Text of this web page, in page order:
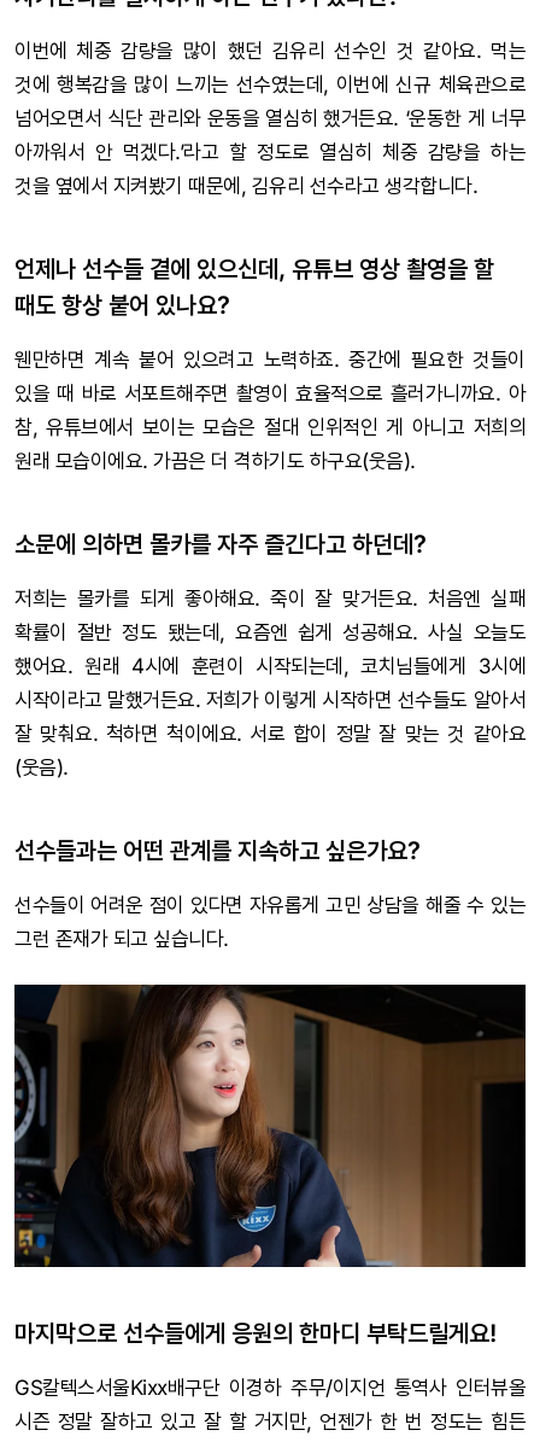
이번에 체중 감량을 많이 했던 김유리 선수인 것 같아요. 먹는
것에 행복감을 많이 느끼는 선수였는데, 이번에 신규 체육관으로
넘어오면서 식단 관리와 운동을 열심히 했거든요. ‘운동한 게 너무
아까워서 안 먹겠다.’라고 할 정도로 열심히 체중 감량을 하는
것을 옆에서 지켜봤기 때문에, 김유리 선수라고 생각합니다.
언제나 선수들 곁에 있으신데, 유튜브 영상 촬영을 할
때도 항상 붙어 있나요?
웬만하면 계속 붙어 있으려고 노력하죠. 중간에 필요한 것들이
있을 때 바로 서포트해주면 촬영이 효율적으로 흘러가니까요. 아
참, 유튜브에서 보이는 모습은 절대 인위적인 게 아니고 저희의
원래 모습이에요. 가끔은 더 격하기도 하구요(웃음).
소문에 의하면 몰카를 자주 즐긴다고 하던데?
저희는 몰카를 되게 좋아해요. 죽이 잘 맞거든요. 처음엔 실패
확률이 절반 정도 됐는데, 요즘엔 쉽게 성공해요. 사실 오늘도
했어요. 원래 4시에 훈련이 시작되는데, 코치님들에게 3시에
시작이라고 말했거든요. 저희가 이렇게 시작하면 선수들도 알아서
잘 맞춰요. 척하면 척이에요. 서로 합이 정말 잘 맞는 것 같아요
(웃음).
선수들과는 어떤 관계를 지속하고 싶은가요?
선수들이 어려운 점이 있다면 자유롭게 고민 상담을 해줄 수 있는
그런 존재가 되고 싶습니다.
마지막으로 선수들에게 응원의 한마디 부탁드릴게요!
GS칼텍스서울Kixx배구단 이경하 주무/이지언 통역사 인터뷰올
시즌 정말 잘하고 있고 잘 할 거지만, 언젠가 한 번 정도는 힘든